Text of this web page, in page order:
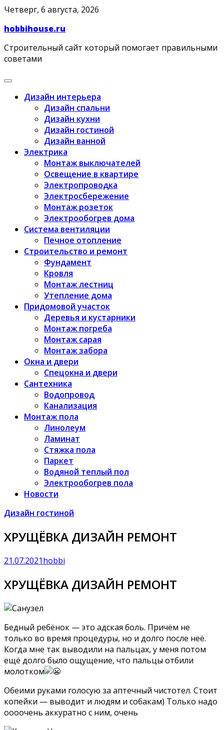
Skip
content
Четверг, 6 августа, 2026
hobbihouse.ru
Строительный сайт который помогает правильными
советами
Дизайн интерьера
Дизайн спальни
Дизайн кухни
Дизайн гостиной
Дизайн ванной
Электрика
Монтаж выключателей
Освещение в квартире
Электропроводка
Электросбережение
Монтаж розеток
Электрообогрев дома
Система вентиляции
Печное отопление
Строительство и ремонт
Фундамент
Кровля
Монтаж лестниц
Утепление дома
Придомовой участок
Деревья и кустарники
Монтаж погреба
Монтаж сарая
Монтаж забора
Окна и двери
Спецокна и двери
Сантехника
Водопровод
Канализация
Монтаж пола
Линолеум
Ламинат
Стяжка пола
Паркет
Водяной теплый пол
Электрообогрев пола
Новости
Дизайн гостиной
ХРУЩЁВКА ДИЗАЙН РЕМОНТ
21.07.2021hobbi
ХРУЩЁВКА ДИЗАЙН РЕМОНТ
Бедный ребёнок — это адская боль. Причём не
только во время процедуры, но и долго после неё.
Когда мне так выводили на пальцах, у меня потом
ещё долго было ощущение, что пальцы отбили
молотком
Обеими руками голосую за аптечный чистотел. Стоит
копейки — выводит и людям и собакам) Только надо
оооочень аккуратно с ним, очень